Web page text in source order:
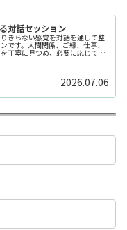
対話セッション
きらない感覚を対話を通して整
です。人間関係、ご縁、仕事、
丁寧に見つめ、必要に応じてカ
2026.07.06